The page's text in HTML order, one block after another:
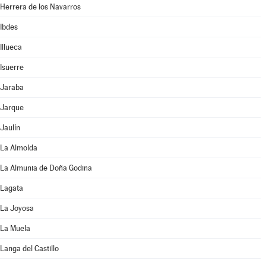
Herrera de los Navarros
Ibdes
Illueca
Isuerre
Jaraba
Jarque
Jaulín
La Almolda
La Almunia de Doña Godina
Lagata
La Joyosa
La Muela
Langa del Castillo